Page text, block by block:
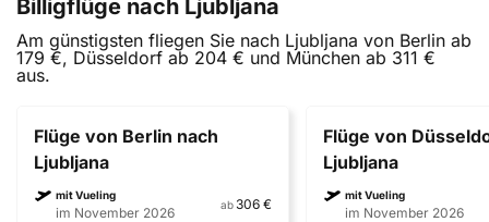
Billigflüge nach Ljubljana
Am günstigsten fliegen Sie nach Ljubljana von Berlin ab
179 €, Düsseldorf ab 204 € und München ab 311 €
aus.
Flüge von Berlin nach
Ljubljana
mit Vueling
im November 2026
ab306 €
Flüge von
Ljubljana
mit Vueling
im November 2026